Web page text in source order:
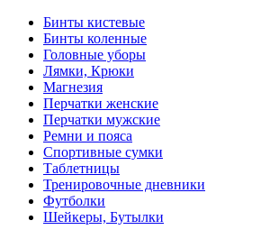
Бинты кистевые
Бинты коленные
Головные уборы
Лямки, Крюки
Магнезия
Перчатки женские
Перчатки мужские
Ремни и пояса
Спортивные сумки
Таблетницы
Тренировочные дневники
Футболки
Шейкеры, Бутылки